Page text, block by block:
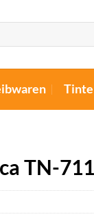
Tinte
TN-